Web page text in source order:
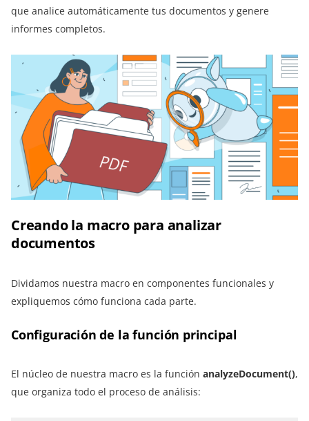
que analice automáticamente tus documentos y genere
informes completos.
Creando la macro para analizar
documentos
Dividamos nuestra macro en componentes funcionales y
expliquemos cómo funciona cada parte.
Configuración de la función principal
El núcleo de nuestra macro es la función analyzeDocument(),
que organiza todo el proceso de análisis: